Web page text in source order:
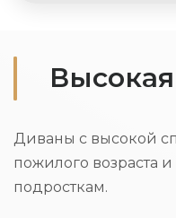
Диваны с высокой
пожилого возраста
подросткам.